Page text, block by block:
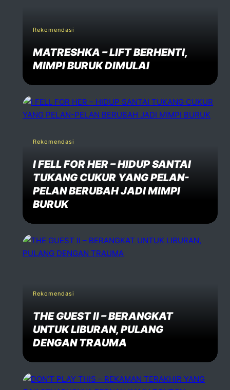
Rekomendasi
MATRESHKA – LIFT BERHENTI,
MIMPI BURUK DIMULAI
Rekomendasi
I FELL FOR HER – HIDUP SANTAI
TUKANG CUKUR YANG PELAN-
PELAN BERUBAH JADI MIMPI
BURUK
Rekomendasi
THE GUEST II – BERANGKAT
UNTUK LIBURAN, PULANG
DENGAN TRAUMA